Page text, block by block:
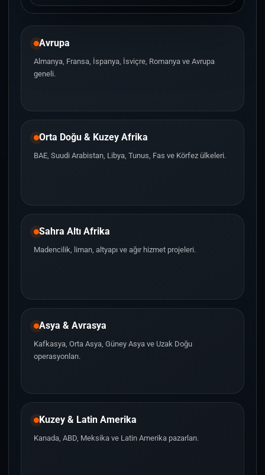
Avrupa
Almanya, Fransa, İspanya, İsviçre, Romanya ve Avrupa
geneli.
Orta Doğu & Kuzey Afrika
BAE, Suudi Arabistan, Libya, Tunus, Fas ve Körfez ülkeleri.
Sahra Altı Afrika
Madencilik, liman, altyapı ve ağır hizmet projeleri.
Asya & Avrasya
Kafkasya, Orta Asya, Güney Asya ve Uzak Doğu
operasyonları.
Kuzey & Latin Amerika
Kanada, ABD, Meksika ve Latin Amerika pazarları.